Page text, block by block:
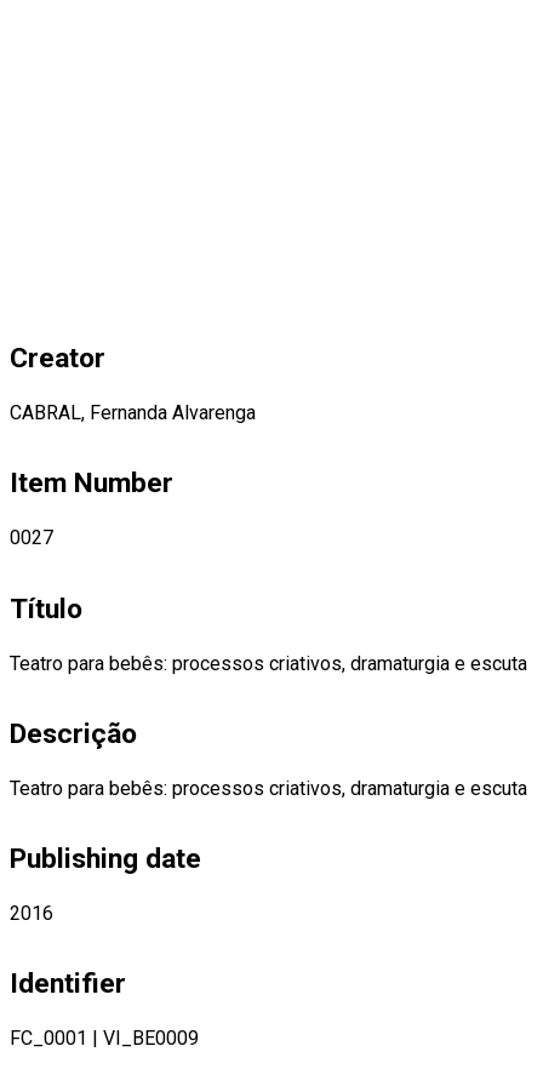
Creator
CABRAL, Fernanda Alvarenga
Item Number
0027
Título
Teatro para bebês: processos criativos, dramaturgia e escuta
Descrição
Teatro para bebês: processos criativos, dramaturgia e escuta
Publishing date
2016
Identifier
FC_0001 | VI_BE0009